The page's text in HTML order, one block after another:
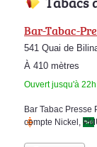
Bar-Tabac-
541 Quai de
À 410 mètres
Ouvert jusqu'à 22h
Bar Tabac Presse
compte Nickel ,